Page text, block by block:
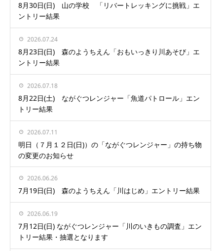
8月30日(日) 山の学校 「リバートレッキングに挑戦」エ
ントリー結果
2026.07.24
8月23日(日) 森のようちえん「おもいっきり川あそび」エ
ントリー結果
2026.07.18
8月22日(土) ながぐつレンジャー「魚道パトロール」エン
トリー結果
2026.07.11
明日（７月１２日(日)）の「ながぐつレンジャー」の持ち物
の変更のお知らせ
2026.06.26
7月19日(日) 森のようちえん「川はじめ」エントリー結果
2026.06.19
7月12日(日) ながぐつレンジャー「川のいきもの調査」エン
トリー結果・抽選となります